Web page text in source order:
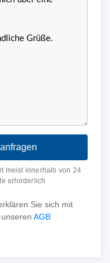
meist innerhalb von 24
erforderlich
Sie sich mit
AGB